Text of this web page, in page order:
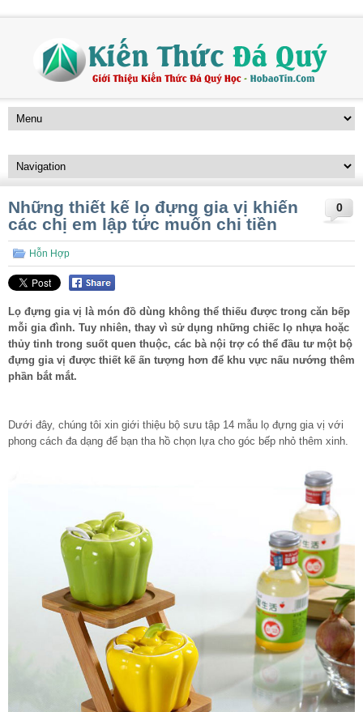
0
Những thiết kế lọ đựng gia vị khiến
các chị em lập tức muốn chi tiền
Hỗn Hợp
Lọ đựng gia vị là món đồ dùng không thể thiếu được trong căn bếp
mỗi gia đình. Tuy nhiên, thay vì sử dụng những chiếc lọ nhựa hoặc
thủy tinh trong suốt quen thuộc, các bà nội trợ có thể đầu tư một bộ
đựng gia vị được thiết kế ấn tượng hơn để khu vực nấu nướng thêm
phần bắt mắt.
Dưới đây, chúng tôi xin giới thiệu bộ sưu tập 14 mẫu lọ đựng gia vị với
phong cách đa dạng để bạn tha hồ chọn lựa cho góc bếp nhỏ thêm xinh.